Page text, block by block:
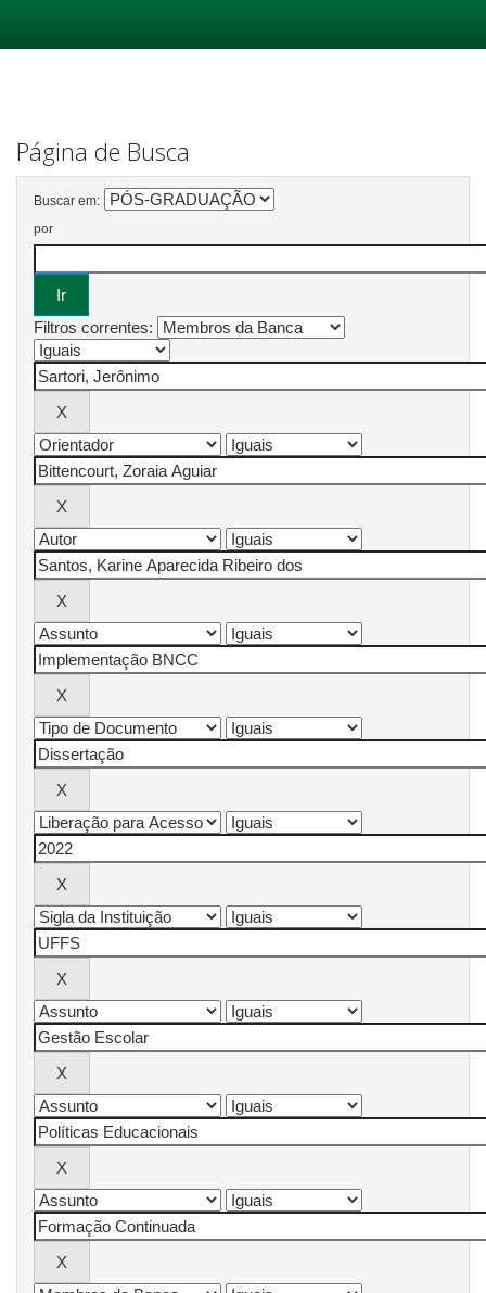
Página de Busca
Buscar em:
por
Filtros correntes: